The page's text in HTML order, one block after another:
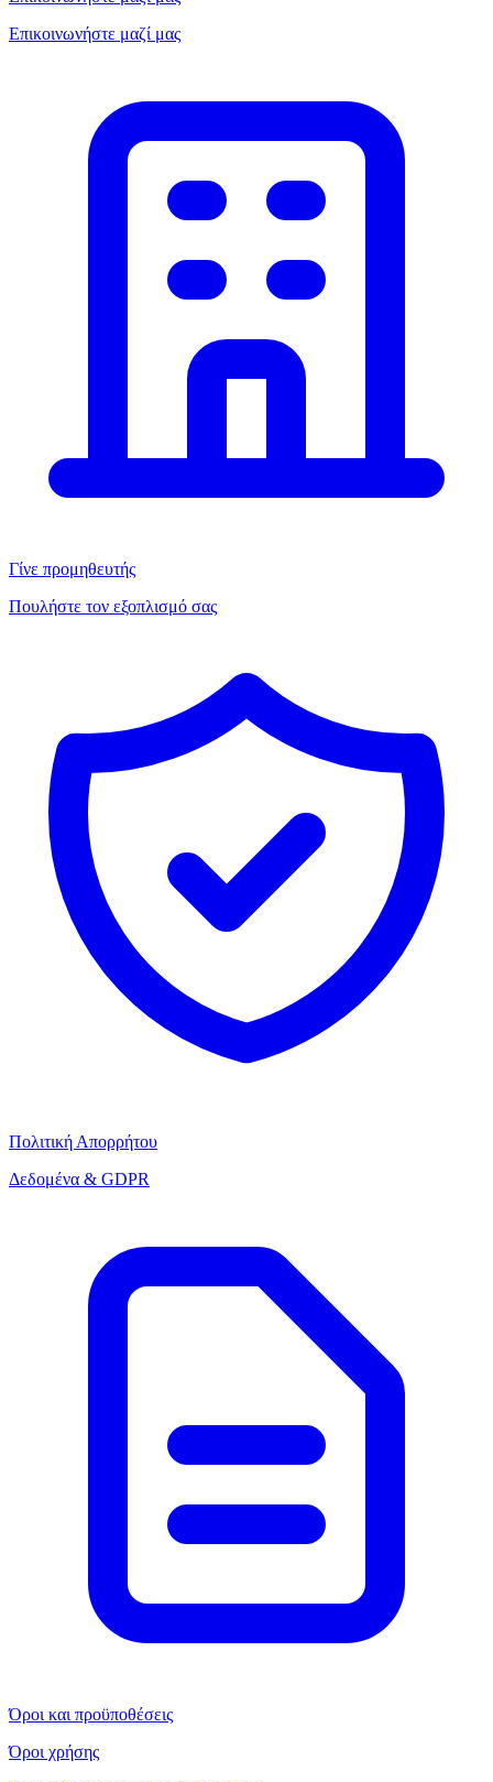
Επικοινωνήστε μαζί μας
Γίνε προμηθευτής
Πουλήστε τον εξοπλισμό σας
Πολιτική Απορρήτου
Δεδομένα & GDPR
Όροι και προϋποθέσεις
Όροι χρήσης